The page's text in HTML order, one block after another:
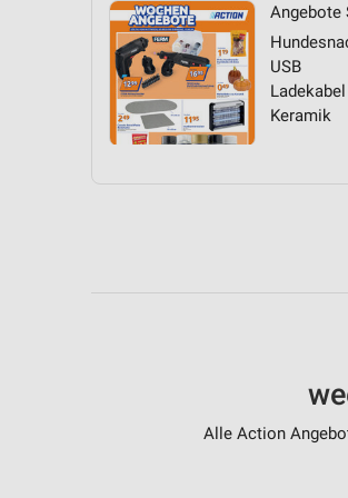
Angebote
USB
Ladekabel
Keramik
Alle Action